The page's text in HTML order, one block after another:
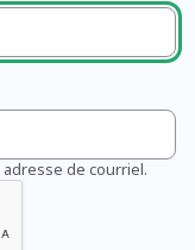
de courriel.